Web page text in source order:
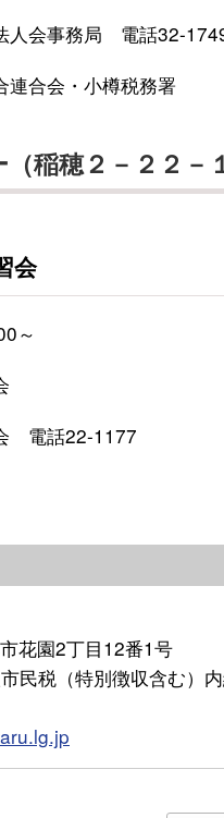
会事務局 電話32-
合会・小樽税務署
稲穂２－２２－
会
～
電話22-1177
花園2丁目12番1号
民税（特別徴収含む